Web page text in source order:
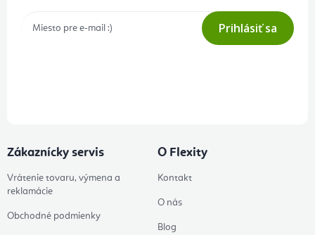
Prihlásiť sa
Zákaznícky servis
Vrátenie tovaru, výmena a
reklamácie
Obchodné podmienky
O Flexity
Kontakt
O nás
Blog